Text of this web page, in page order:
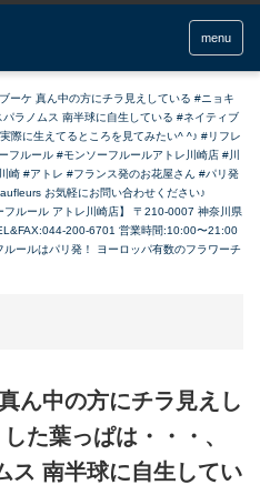
menu
ーケ 真ん中の方にチラ見えしている #ニョキ
ラノムス 南半球に自生している #ネイティブ
際に生えてるところを見てみたい^ ^♪ #リフレ
ルール #モンソーフルールアトレ川崎店 #川
崎 #アトレ #フランス発のお花屋さん #パリ発
お気軽にお問い合わせください♪
アトレ川崎店】 〒210-0007 神奈川県
200-6701 営業時間:10:00〜21:00
パリ発！ ヨーロッパ有数のフラワーチ
ん中の方にチラ見えし
た葉っぱは・・・、
ス 南半球に自生してい